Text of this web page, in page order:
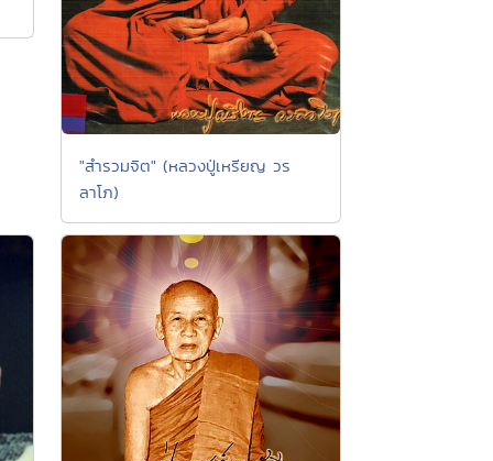
"สำรวมจิต" (หลวงปู่เหรียญ วร
ลาโภ)